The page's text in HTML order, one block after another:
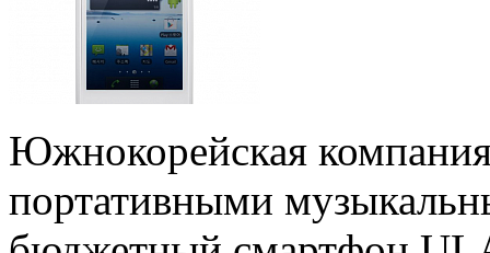
Южнокорейская
портативными